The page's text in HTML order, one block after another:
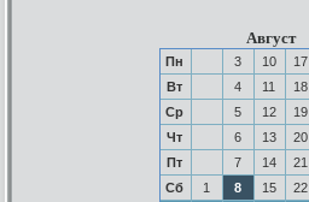
Август
Пн 3 10 17
Вт
4 11 18
Ср
5 12 19
Чт
6 13 20
Пт
7 14 21
Сб
1 8 15 22